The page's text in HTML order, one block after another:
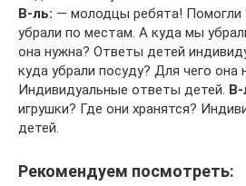
В-ль: — молодцы ребята! Помогли
убрали по местам. А куда мы
она нужна? Ответы детей
куда убрали посуду? Для чего она
Индивидуальные ответы детей. В-
игрушки? Где они хранятся?
детей.
Рекомендуем посмотреть: